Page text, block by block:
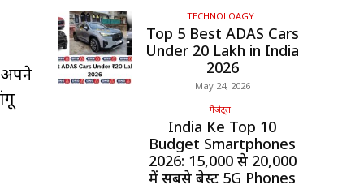
अपने
TECHNOLOAGY
Top 5 Best ADAS Cars
Under ₹20 Lakh in India
2026
May 24, 2026
गैजेट्स
India Ke Top 10
Budget Smartphones
2026: ₹15,000 से ₹20,000
में सबसे बेस्ट 5G Phones